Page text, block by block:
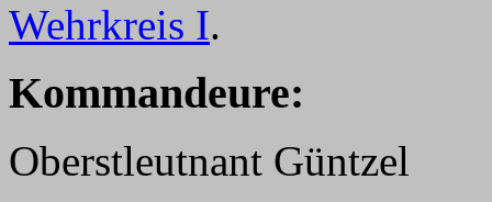
Wehrkreis I.
Kommandeure:
Oberstleutnant Güntzel